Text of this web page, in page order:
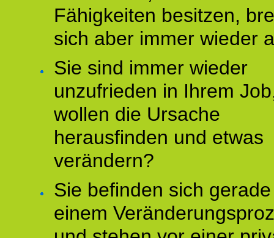
Fähigkeiten besitzen,
sich aber immer wieder
Sie sind immer wieder
unzufrieden in Ihrem
wollen die Ursache
herausfinden und etwas
verändern?
Sie befinden sich
einem